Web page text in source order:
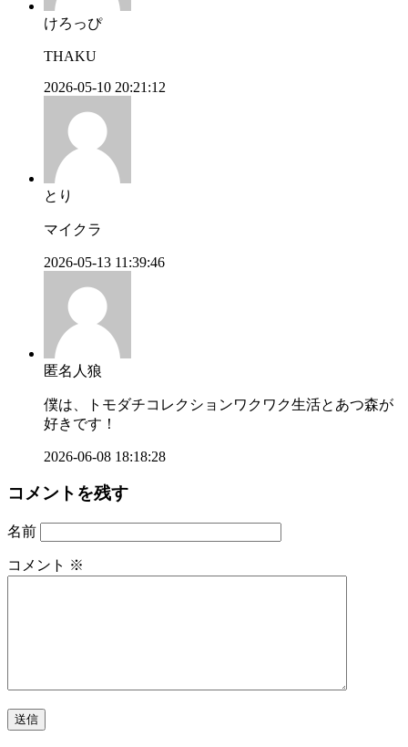
けろっぴ
THAKU
2026-05-10 20:21:12
とり
マイクラ
2026-05-13 11:39:46
匿名人狼
僕は、トモダチコレクションワクワク生活とあつ森が
好きです！
2026-06-08 18:18:28
コメントを残す
名前
コメント ※